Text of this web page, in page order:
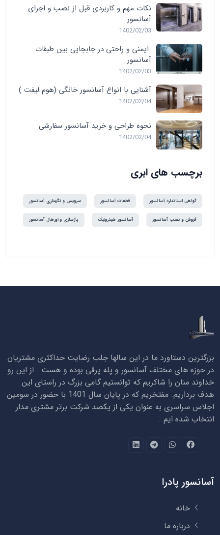
نکات مهم و کاربردی قبل از نصب و اجرای
آسانسور
1402/02/03
ایمنی و راحتی در جابجایی بین طبقات
آسانسور
1402/02/03
آشنایی با انواع آسانسور خانگی (هوم لیفت )
1402/02/04
نحوه طراحی و خرید آسانسور سفارشی
1402/02/04
برچسب های ابری
گواهی استاندارد آسانسور قطعات آسانسور سرویس و نگهداری آسانسور
فروش و نصب آسانسور آسانسور هیدرولیک بازسازی و اورهال آسانسور
بزرگترین دستاورد ما در این سالها جلب رضایت حداکثری مشتریان
در حوزه های مختلف آسانسور و پله پرقی بوده و هست . از این رو
خداوند منان را شاکریم که توانستیم گامی بزرگ در راستای این
هدف برداریم. مفتخریم که در پایان سال 1401 با حضور در سومین
اجلاس سراسری به عنوان یکی از یکصد شرکت برتر مشتری مدار
انتخاب شده ایم .
آسانسور پادرا
خانه
درباره ما